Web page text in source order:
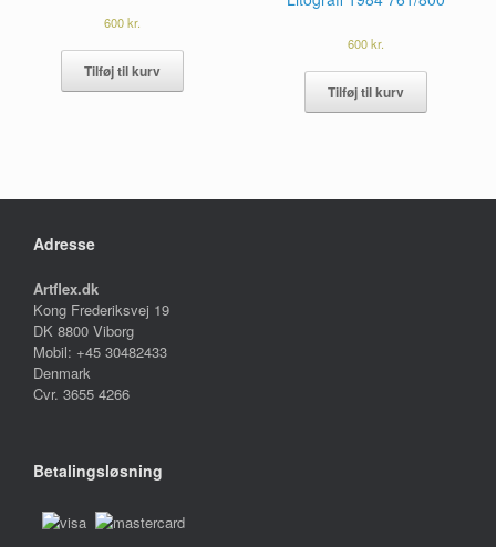
600kr.
Tilføj til kurv
600kr.
Tilføj til kurv
Adresse
Artflex.dk
Kong Frederiksvej 19
DK 8800 Viborg
Mobil: +45 30482433
Denmark
Cvr. 3655 4266
Betalingsløsning